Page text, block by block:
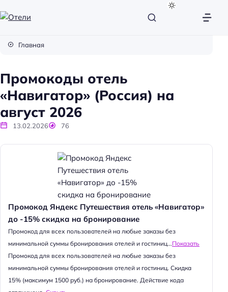
и
Главная
Промокоды отель
«Навигатор» (Россия) на
август 2026
13.02.2026 76
Промокод Яндекс Путешествия отель «Навигатор»
до -15% скидка на бронирование
Промокод для всех пользователей на любые заказы без
минимальной суммы бронирования отелей и гостиниц...Показать
Промокод для всех пользователей на любые заказы без
минимальной суммы бронирования отелей и гостиниц. Скидка
15% (максимум 1500 руб.) на бронирование. Действие кода